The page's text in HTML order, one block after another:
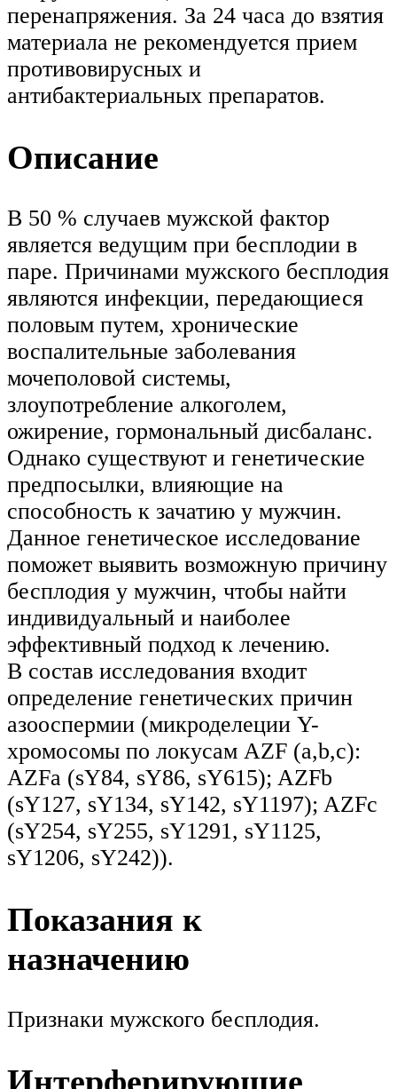
перенапряжения. За 24 часа до взятия
материала не рекомендуется прием
противовирусных и
антибактериальных препаратов.
Описание
В 50 % случаев мужской фактор
является ведущим при бесплодии в
паре. Причинами мужского бесплодия
являются инфекции, передающиеся
половым путем, хронические
воспалительные заболевания
мочеполовой системы,
злоупотребление алкоголем,
ожирение, гормональный дисбаланс.
Однако существуют и генетические
предпосылки, влияющие на
способность к зачатию у мужчин.
Данное генетическое исследование
поможет выявить возможную причину
бесплодия у мужчин, чтобы найти
индивидуальный и наиболее
эффективный подход к лечению.
В состав исследования входит
определение генетических причин
азооспермии (микроделеции Y-
хромосомы по локусам AZF (a,b,c):
AZFa (sY84, sY86, sY615); AZFb
(sY127, sY134, sY142, sY1197); AZFc
(sY254, sY255, sY1291, sY1125,
sY1206, sY242)).
Показания к
назначению
Признаки мужского бесплодия.
Интерферирующие